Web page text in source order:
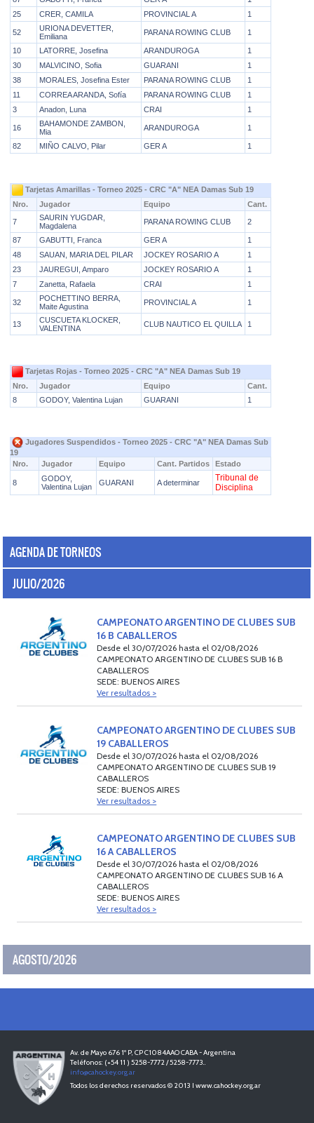
AGENDA DE TORNEOS
JULIO/2026
CAMPEONATO ARGENTINO DE CLUBES SUB
16 B CABALLEROS
Desde el 30/07/2026 hasta el 02/08/2026
CAMPEONATO ARGENTINO DE CLUBES SUB 16 B
CABALLEROS
SEDE: BUENOS AIRES
Ver resultados >
CAMPEONATO ARGENTINO DE CLUBES SUB
19 CABALLEROS
Desde el 30/07/2026 hasta el 02/08/2026
CAMPEONATO ARGENTINO DE CLUBES SUB 19
CABALLEROS
SEDE: BUENOS AIRES
Ver resultados >
CAMPEONATO ARGENTINO DE CLUBES SUB
16 A CABALLEROS
Desde el 30/07/2026 hasta el 02/08/2026
CAMPEONATO ARGENTINO DE CLUBES SUB 16 A
CABALLEROS
SEDE: BUENOS AIRES
Ver resultados >
AGOSTO/2026
Av. de Mayo 676 1º P, CP C1084AAO CABA - Argentina
Teléfonos: (+54 11 ) 5258-7772 / 5258-7773..
info@cahockey.org.ar
Todos los derechos reservados © 2013 I www.cahockey.org.ar